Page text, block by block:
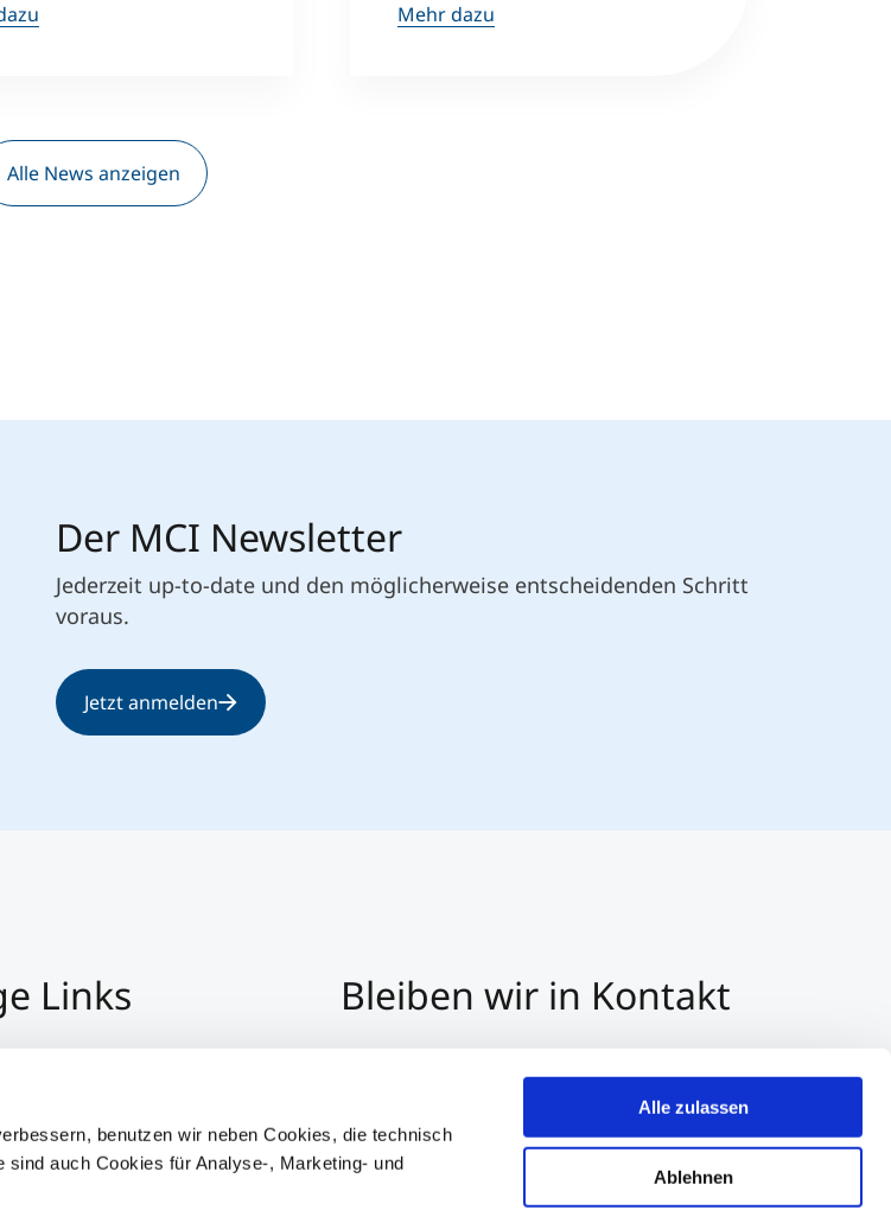
benutzen wir neben Cookies, die technisch
auch Cookies für Analyse-, Marketing- und
Alle zulassen
Ablehnen
Mehr dazu
Alle News anzeigen
Der MCI Newsletter
Jederzeit up-to-date und den möglicherweise entscheidenden Schritt
voraus.
Jetzt anmelden
Links Bleiben wir in Kontakt
Per Whatsapp kontaktieren